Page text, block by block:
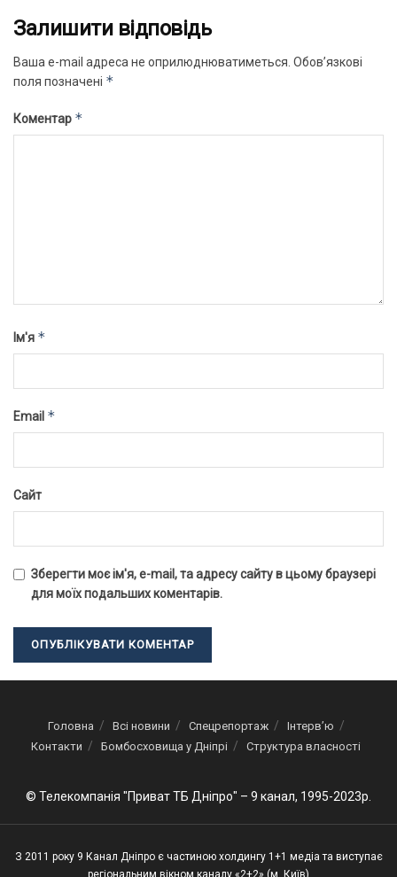
Залишити відповідь
Ваша e-mail адреса не оприлюднюватиметься. Обов’язкові
поля позначені *
Коментар *
Ім'я *
Email *
Сайт
Зберегти моє ім'я, e-mail, та адресу сайту в цьому браузері
для моїх подальших коментарів.
Головна Всі новини Спецрепортаж
Інтерв’ю
Контакти
Бомбосховища у Дніпрі Структура власності
© Телекомпанія "Приват ТБ Дніпро" – 9 канал, 1995-2023р.
З 2011 року 9 Канал Дніпро є частиною холдингу 1+1 медіа та виступає
регіональним вікном каналу «2+2» (м. Київ)